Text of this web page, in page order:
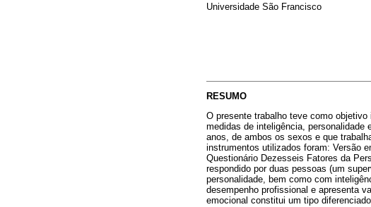
Universidade São Francisco
RESUMO
O presente trabalho teve como
medidas de inteligência, personalidade
anos, de ambos os sexos e que
instrumentos utilizados foram: Versão
Questionário Dezesseis Fatores da
respondido por duas pessoas (um
personalidade, bem como com
desempenho profissional e apresenta
emocional constitui um tipo